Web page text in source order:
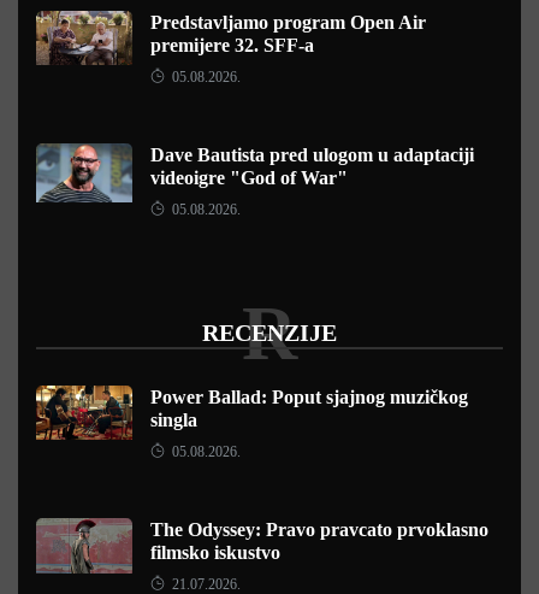
Predstavljamo program Open Air
premijere 32. SFF-a
05.08.2026.
Dave Bautista pred ulogom u adaptaciji
videoigre "God of War"
05.08.2026.
RECENZIJE
R
Power Ballad: Poput sjajnog muzičkog
singla
05.08.2026.
The Odyssey: Pravo pravcato prvoklasno
filmsko iskustvo
21.07.2026.